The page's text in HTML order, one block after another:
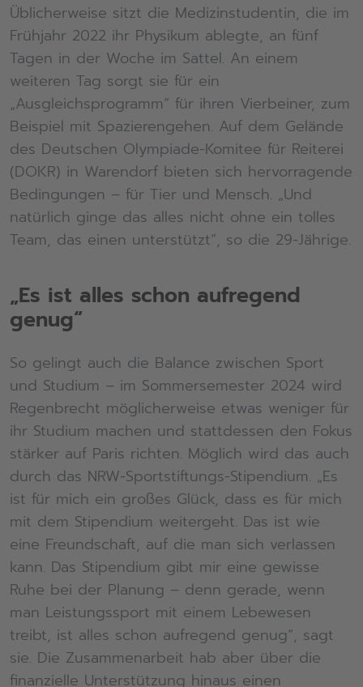
Üblicherweise sitzt die Medizinstudentin, die im
Frühjahr 2022 ihr Physikum ablegte, an fünf
Tagen in der Woche im Sattel. An einem
weiteren Tag sorgt sie für ein
„Ausgleichsprogramm“ für ihren Vierbeiner, zum
Beispiel mit Spazierengehen. Auf dem Gelände
des Deutschen Olympiade-Komitee für Reiterei
(DOKR) in Warendorf bieten sich hervorragende
Bedingungen – für Tier und Mensch. „Und
natürlich ginge das alles nicht ohne ein tolles
Team, das einen unterstützt“, so die 29-Jährige.
„Es ist alles schon aufregend
genug“
So gelingt auch die Balance zwischen Sport
und Studium – im Sommersemester 2024 wird
Regenbrecht möglicherweise etwas weniger für
ihr Studium machen und stattdessen den Fokus
stärker auf Paris richten. Möglich wird das auch
durch das NRW-Sportstiftungs-Stipendium. „Es
ist für mich ein großes Glück, dass es für mich
mit dem Stipendium weitergeht. Das ist wie
eine Freundschaft, auf die man sich verlassen
kann. Das Stipendium gibt mir eine gewisse
Ruhe bei der Planung – denn gerade, wenn
man Leistungssport mit einem Lebewesen
treibt, ist alles schon aufregend genug“, sagt
sie. Die Zusammenarbeit hab aber über die
finanzielle Unterstützung hinaus einen